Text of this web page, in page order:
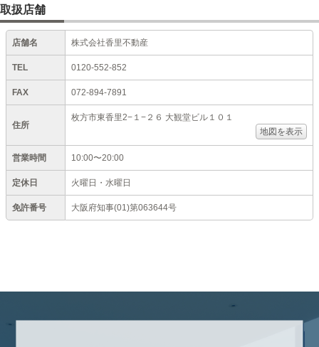
取扱店舗
店舗名 株式会社香里不動産
TEL 0120-552-852
FAX 072-894-7891
住所
枚方市東香里2−１−２６ 大観堂ビル１０１
地図を表示
営業時間 10:00〜20:00
定休日 火曜日・水曜日
免許番号 大阪府知事(01)第063644号